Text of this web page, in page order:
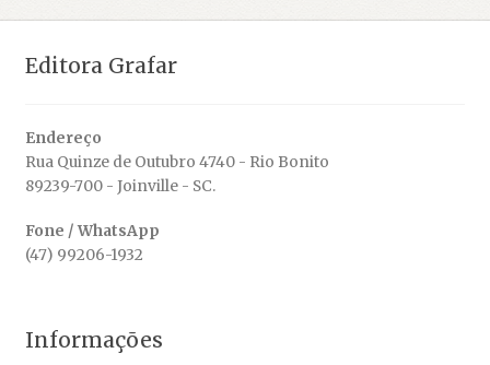
Editora Grafar
Endereço
Rua Quinze de Outubro 4740 - Rio Bonito
89239-700 - Joinville - SC.
Fone / WhatsApp
(47) 99206-1932
Informações